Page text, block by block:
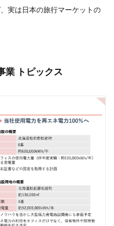
実は日本の旅行マーケットの
業 トピックス